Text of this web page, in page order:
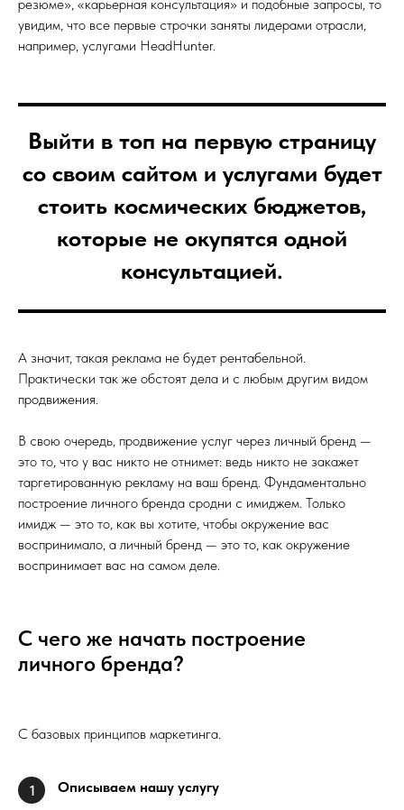
резюме», «карьерная консультация» и подобные запросы, то
увидим, что все первые строчки заняты лидерами отрасли,
например, услугами HeadHunter.
Выйти в топ на первую страницу
со своим сайтом и услугами будет
стоить космических бюджетов,
которые не окупятся одной
консультацией.
А значит, такая реклама не будет рентабельной.
Практически так же обстоят дела и с любым другим видом
продвижения.
В свою очередь, продвижение услуг через личный бренд —
это то, что у вас никто не отнимет: ведь никто не закажет
таргетированную рекламу на ваш бренд. Фундаментально
построение личного бренда сродни с имиджем. Только
имидж — это то, как вы хотите, чтобы окружение вас
воспринимало, а личный бренд — это то, как окружение
воспринимает вас на самом деле.
С чего же начать построение
личного бренда?
С базовых принципов маркетинга.
1 Описываем нашу услугу